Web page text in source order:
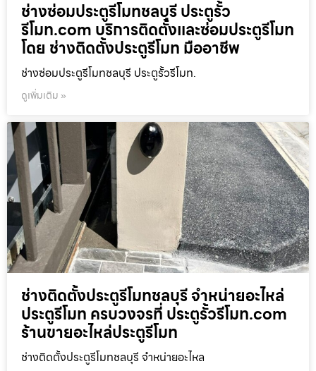
ช่างซ่อมประตูรีโมทชลบุรี ประตูรั้ว
รีโมท.com บริการติดตั้งและซ่อมประตูรีโมท
โดย ช่างติดตั้งประตูรีโมท มืออาชีพ
ช่างซ่อมประตูรีโมทชลบุรี ประตูรั้วรีโมท.
ดูเพิ่มเติม »
ช่างติดตั้งประตูรีโมทชลบุรี จำหน่ายอะไหล่
ประตูรีโมท ครบวงจรที่ ประตูรั้วรีโมท.com
ร้านขายอะไหล่ประตูรีโมท
ช่างติดตั้งประตูรีโมทชลบุรี จำหน่ายอะไหล